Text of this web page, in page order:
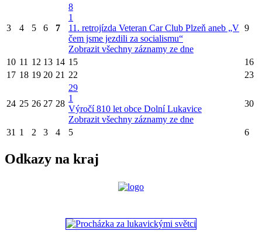
3 4 5 6 7
8
1
11. retrojízda Veteran Car Club Plzeň aneb „V
čem jsme jezdili za socialismu“
Zobrazit všechny záznamy ze dne
9
10 11 12 13 14 15
16
17 18 19 20 21 22 23
24 25 26 27 28
29
1
Výročí 810 let obce Dolní Lukavice
Zobrazit všechny záznamy ze dne
30
31 1 2 3 4 5 6
Odkazy na kraj